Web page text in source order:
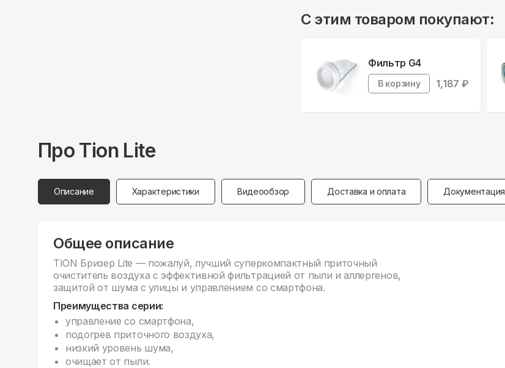
С этим товаром покупают:
Фильтр G4
В корзину 1,187 ₽
Про Tion Lite
Описание Характеристики Видеообзор Доставка и оплата Документация
Общее описание
TION Бризер Lite — пожалуй, лучший суперкомпактный приточный
очиститель воздуха с эффективной фильтрацией от пыли и аллергенов,
защитой от шума с улицы и управлением со смартфона.
Преимущества серии:
управление со смартфона,
подогрев приточного воздуха,
низкий уровень шума,
очищает от пыли.